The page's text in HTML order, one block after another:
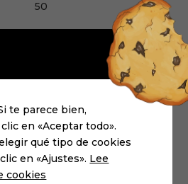
50
te parece bien,
en «Aceptar todo».
qué tipo de cookies
en «Ajustes». Lee
cookies